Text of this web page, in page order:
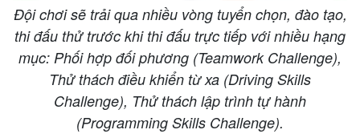
Đội chơi sẽ trải qua nhiều vòng tuyển chọn, đào tạo,
thi đấu thử trước khi thi đấu trực tiếp với nhiều hạng
mục: Phối hợp đối phương (Teamwork Challenge),
Thử thách điều khiển từ xa (Driving Skills
Challenge), Thử thách lập trình tự hành
(Programming Skills Challenge).